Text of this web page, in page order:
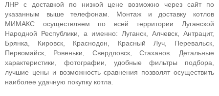
ЛНР с доставкой по низкой цене возможно через сайт по
указанным выше телефонам. Монтаж и доставку котлов
МИМАКС осуществляем по всей территории Луганской
Народной Республики, а именно: Луганск, Алчевск, Антрацит,
Брянка, Кировск, Краснодон, Красный Луч, Перевальск,
Первомайск, Ровеньки, Свердловск, Стаханов. Детальные
характеристики, фотографии, удобные фильтры подбора,
лучшие цены и возможность сравнения позволят осуществить
наиболее удачную покупку котла.